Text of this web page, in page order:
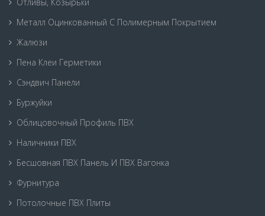
Металл Оцинкованный С Полимерным Покрытием
Жалюзи
Пена Клеи Герметики
Сэндвич Панели
Буржуйки
Облицовочный Профиль ПВХ
Наличники ПВХ
Бесшовная ПВХ Панель И ПВХ Вагонка
Фурнитура
Потолочные ПВХ Плиты